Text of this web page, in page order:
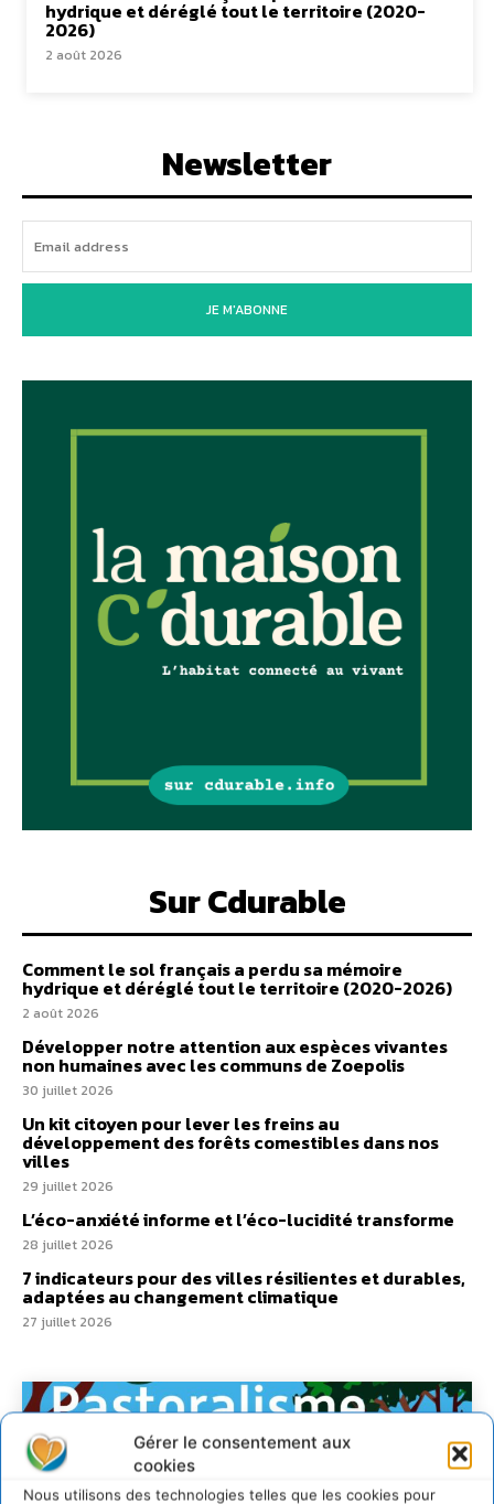
Gérer le consentement aux
cookies
Nous utilisons des technologies telles que les cookies pour
hydrique et déréglé tout le territoire (2020-
2026)
2 août 2026
Newsletter
JE M'ABONNE
Sur Cdurable
Comment le sol français a perdu sa mémoire
hydrique et déréglé tout le territoire (2020-2026)
2 août 2026
Développer notre attention aux espèces vivantes
non humaines avec les communs de Zoepolis
30 juillet 2026
Un kit citoyen pour lever les freins au
développement des forêts comestibles dans nos
villes
29 juillet 2026
L’éco-anxiété informe et l’éco-lucidité transforme
28 juillet 2026
7 indicateurs pour des villes résilientes et durables,
adaptées au changement climatique
27 juillet 2026